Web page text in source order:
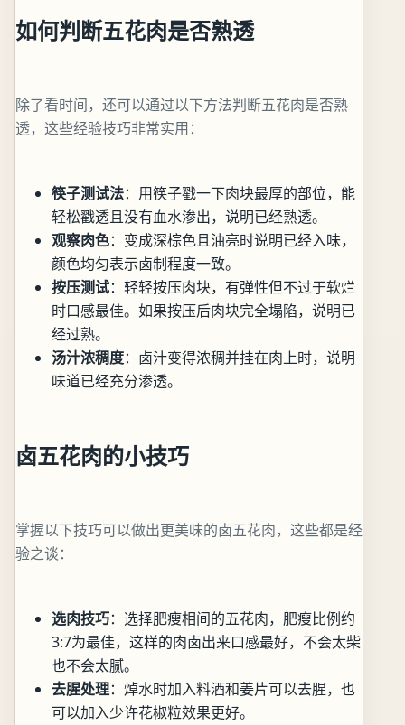
如何判断五花肉是否熟透
除了看时间，还可以通过以下方法判断五花肉是否熟
透，这些经验技巧非常实用：
筷子测试法：用筷子戳一下肉块最厚的部位，能
轻松戳透且没有血水渗出，说明已经熟透。
观察肉色：变成深棕色且油亮时说明已经入味，
颜色均匀表示卤制程度一致。
按压测试：轻轻按压肉块，有弹性但不过于软烂
时口感最佳。如果按压后肉块完全塌陷，说明已
经过熟。
汤汁浓稠度：卤汁变得浓稠并挂在肉上时，说明
味道已经充分渗透。
卤五花肉的小技巧
掌握以下技巧可以做出更美味的卤五花肉，这些都是经
验之谈：
选肉技巧：选择肥瘦相间的五花肉，肥瘦比例约
3:7为最佳，这样的肉卤出来口感最好，不会太柴
也不会太腻。
去腥处理：焯水时加入料酒和姜片可以去腥，也
可以加入少许花椒粒效果更好。